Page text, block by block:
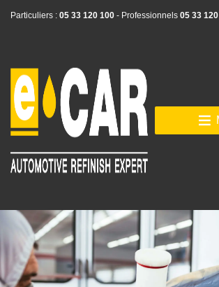
Particuliers : 05 33 120 100 - Professionnels 05 33